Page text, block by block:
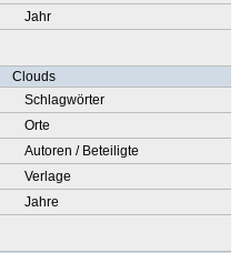
Jahr
Clouds
Schlagwörter
Orte
Autoren / Beteiligte
Verlage
Jahre